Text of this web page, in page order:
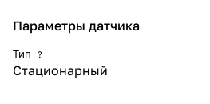
Параметры датчика
Тип ?
Стационарный